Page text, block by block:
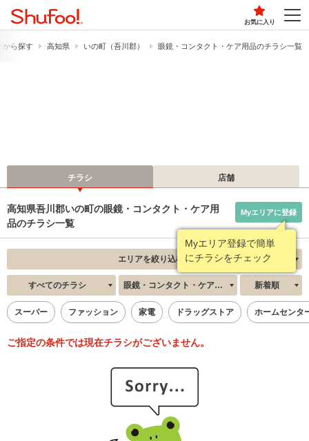
お気に入り
から探す 高知県 いの町（吾川郡） 眼鏡・コンタクト・ケア用品のチラシ一覧
チラシ 店舗
高知県吾川郡いの町の眼鏡・コンタクト・ケア用
品のチラシ一覧
Myエリア登録で簡単
にチラシをチェック
Myエリアに登録
エリアを絞り込む
すべてのチラシ 眼鏡・コンタクト・ケア用品 新着順
スーパー ファッション 家電 ドラッグストア ホームセンタ
ご指定の条件では現在チラシがございません。